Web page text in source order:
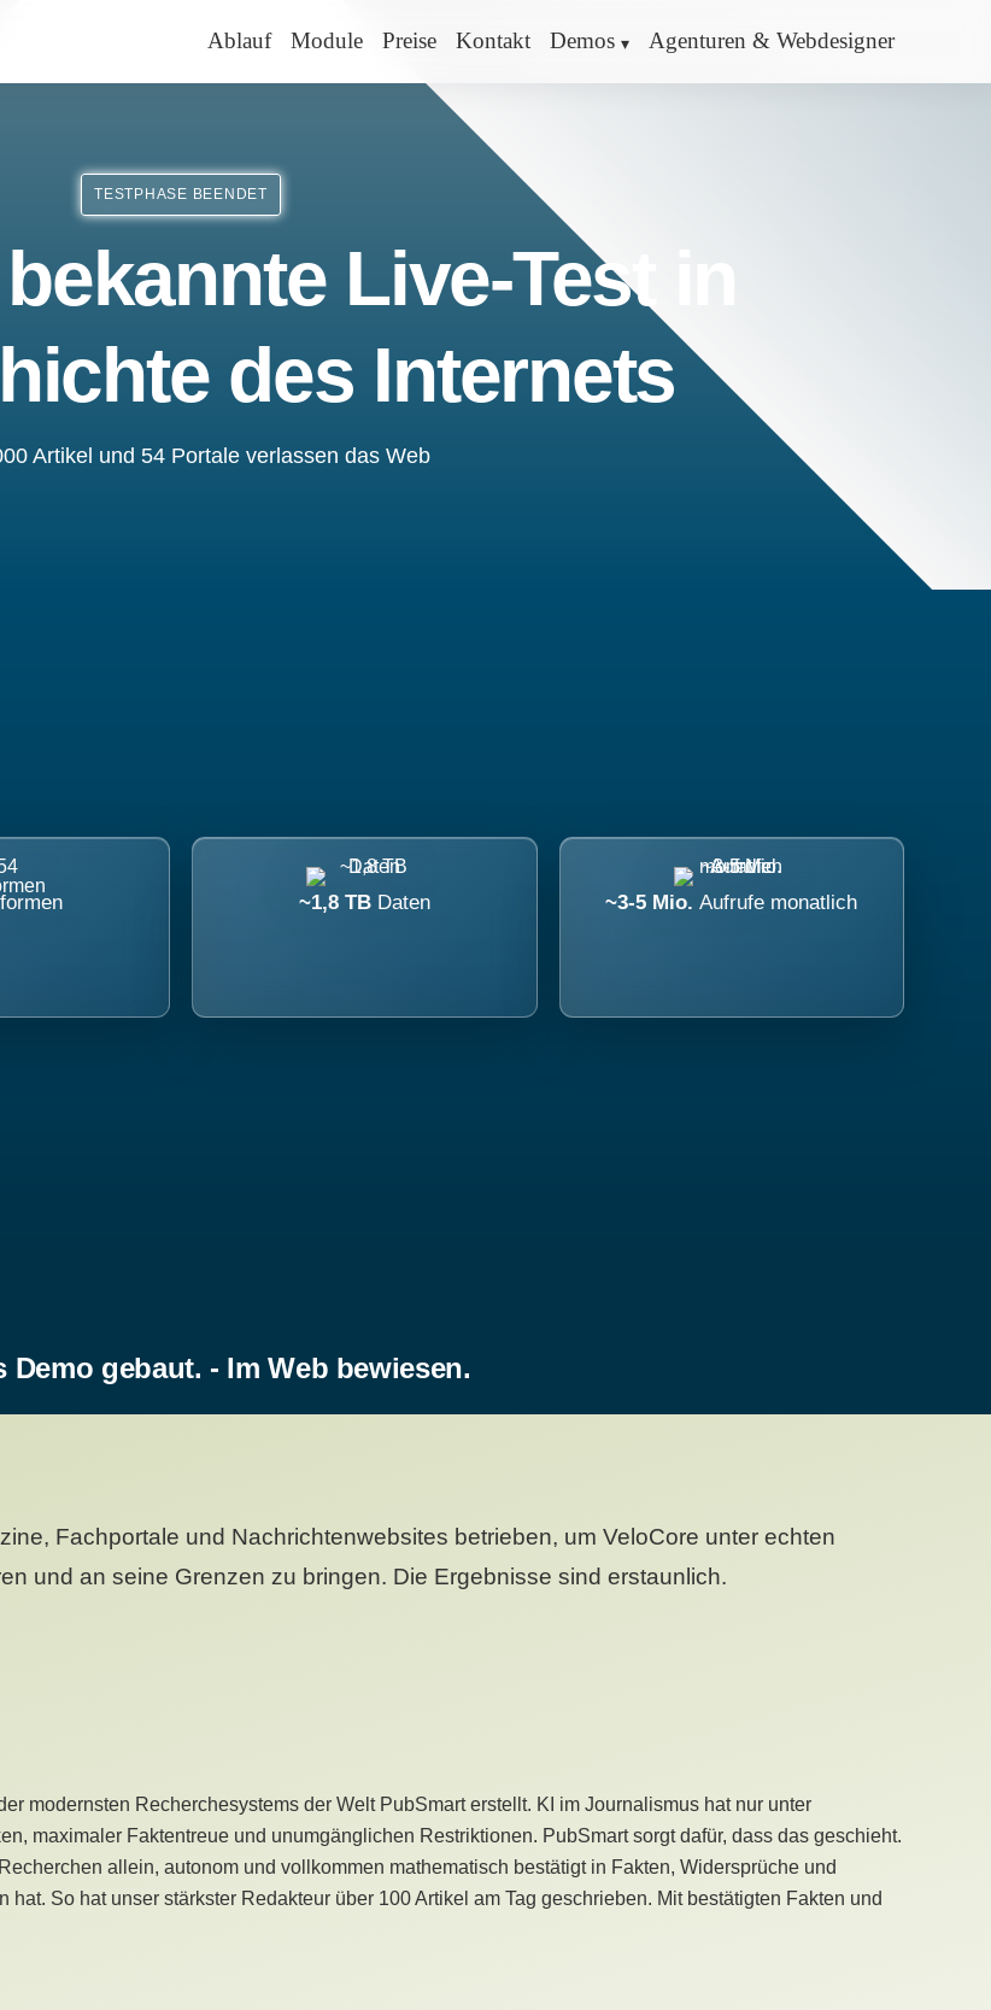
Ablauf Module Preise Kontakt Demos Agenturen & Webdesigner
TESTPHASE BEENDET
Live-Test in
des Internets
Artikel und 54 Portale verlassen das Web
~1,8 TB Daten ~3-5 Mio.Aufrufe monatlich
Demo gebaut. - Im Web bewiesen.
Fachportale und Nachrichtenwebsites betrieben, um VeloCore unter echten
und an seine Grenzen zu bringen. Die Ergebnisse sind erstaunlich.
modernsten Recherchesystems der Welt PubSmart erstellt. KI im Journalismus hat nur unter
maximaler Faktentreue und unumgänglichen Restriktionen. PubSmart sorgt dafür, dass das geschieht.
allein, autonom und vollkommen mathematisch bestätigt in Fakten, Widersprüche und
So hat unser stärkster Redakteur über 100 Artikel am Tag geschrieben. Mit bestätigten Fakten und